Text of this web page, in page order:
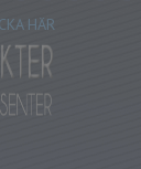
HÄR